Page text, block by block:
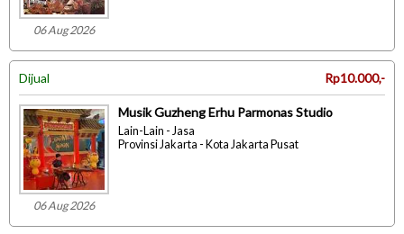
06 Aug 2026
Dijual Rp10.000,-
06 Aug 2026
Musik Guzheng Erhu Parmonas Studio
Lain-Lain - Jasa
Provinsi Jakarta - Kota Jakarta Pusat